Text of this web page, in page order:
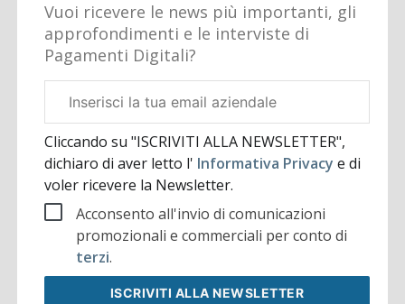
Vuoi ricevere le news più importanti, gli
approfondimenti e le interviste di
Pagamenti Digitali?
aziendale
Cliccando su "ISCRIVITI ALLA NEWSLETTER",
dichiaro di aver letto l' Informativa Privacye di
voler ricevere la Newsletter.
Acconsento all'invio di comunicazioni
promozionali e commerciali per conto di
terzi.
ISCRIVITI ALLA NEWSLETTER